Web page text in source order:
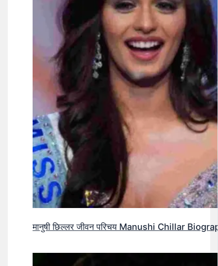
मानुषी छिल्लर जीवन परिचय Manushi Chillar